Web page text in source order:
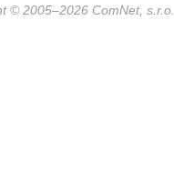
© 2005–2026 ComNet, s.r.o.